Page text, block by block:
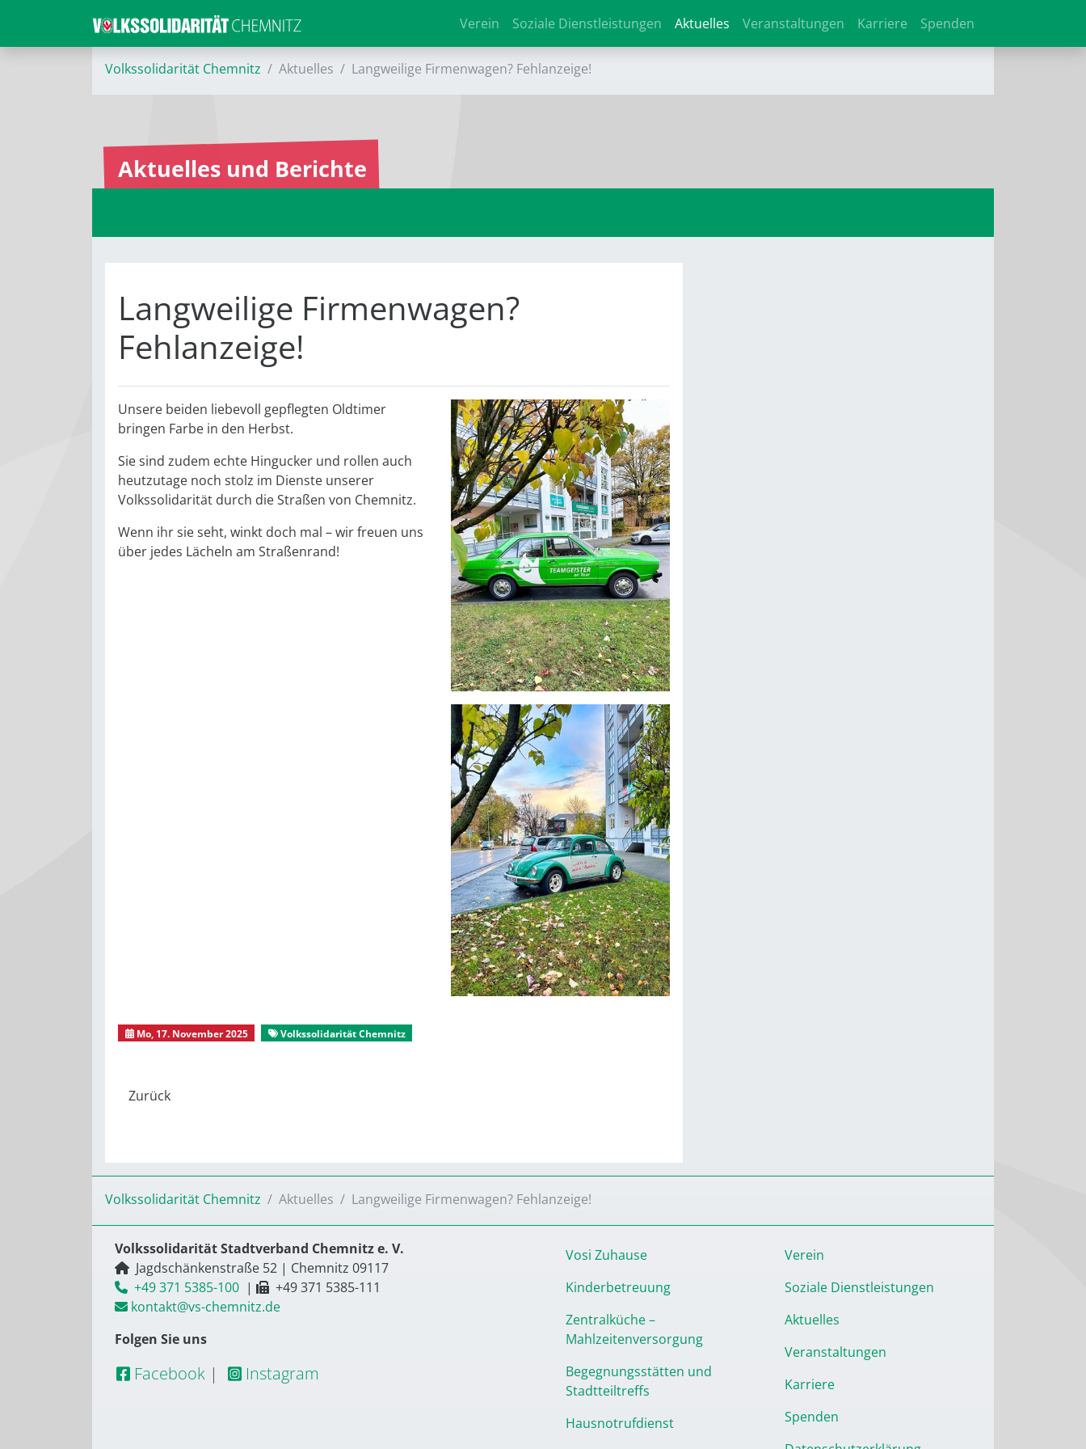
Verein Soziale Dienstleistungen Aktuelles Veranstaltungen Karriere Spenden
Volkssolidarität Chemnitz Aktuelles Langweilige Firmenwagen? Fehlanzeige!
Aktuelles und Berichte
Langweilige Firmenwagen?
Fehlanzeige!
Unsere beiden liebevoll gepflegten Oldtimer
bringen Farbe in den Herbst.
Sie sind zudem echte Hingucker und rollen auch
heutzutage noch stolz im Dienste unserer
Volkssolidarität durch die Straßen von Chemnitz.
Wenn ihr sie seht, winkt doch mal – wir freuen uns
über jedes Lächeln am Straßenrand!
Mo, 17. November 2025 Volkssolidarität Chemnitz
Volkssolidarität Chemnitz Aktuelles Langweilige Firmenwagen? Fehlanzeige!
Volkssolidarität Stadtverband Chemnitz e. V.
Jagdschänkenstraße 52 | Chemnitz 09117
+49 371 5385-100 |
+49 371 5385-111
kontakt@vs-chemnitz.de
Folgen Sie uns
Facebook | Instagram
Vosi Zuhause
Kinderbetreuung
Zentralküche –
Mahlzeitenversorgung
Begegnungsstätten und
Stadtteiltreffs
Hausnotrufdienst
Verein
Soziale Dienstleistungen
Aktuelles
Veranstaltungen
Karriere
Spenden